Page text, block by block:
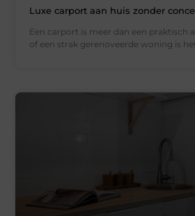
Luxe carport aan huis zonder
Een carport is meer dan een praktisch
of een strak gerenoveerde woning is